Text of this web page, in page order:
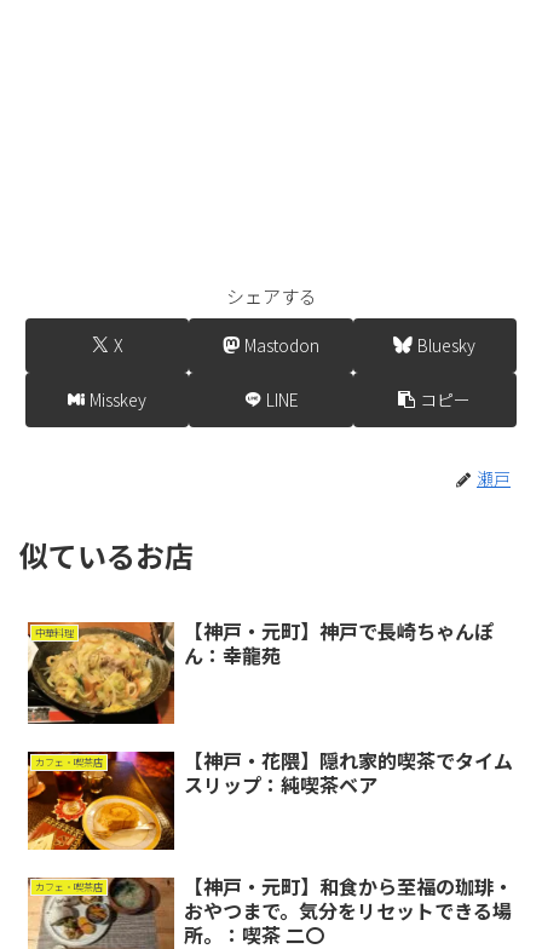
シェアする
X Mastodon Bluesky
Misskey LINE コピー
瀬戸
似ているお店
中華料理
【神戸・元町】神戸で長崎ちゃんぽ
ん：幸龍苑
カフェ・喫茶店
【神戸・花隈】隠れ家的喫茶でタイム
スリップ：純喫茶ベア
カフェ・喫茶店
【神戸・元町】和食から至福の珈琲・
おやつまで。気分をリセットできる場
所。：喫茶 二〇